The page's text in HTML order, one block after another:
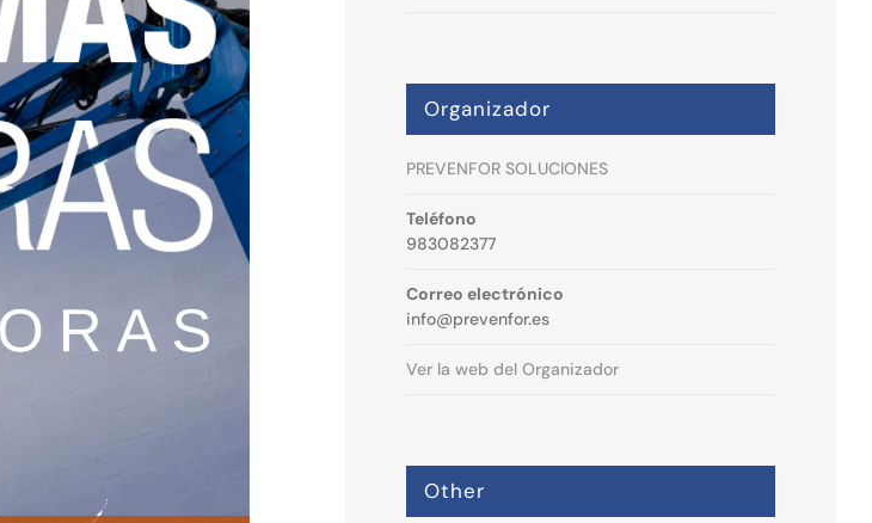
Organizador
PREVENFOR SOLUCIONES
Teléfono
983082377
Correo electrónico
info@prevenfor.es
Ver la web del Organizador
Other